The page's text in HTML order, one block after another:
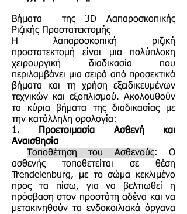
Βήματα της 3D Λαπαροσκοπικής
Ριζικής Προστατεκτομής
Η λαπαροσκοπική ριζική
προστατεκτομή είναι μια πολύπλοκη
χειρουργική διαδικασία που
περιλαμβάνει μια σειρά από προσεκτικά
βήματα και τη χρήση εξειδικευμένων
τεχνικών και εξοπλισμού. Ακολουθούν
τα κύρια βήματα της διαδικασίας με
την κατάλληλη ορολογία:
1. Προετοιμασία Ασθενή και
Αναισθησία
-
Τοποθέτηση του Ασθενούς: Ο
ασθενής τοποθετείται σε θέση
Trendelenburg, με το σώμα κεκλιμένο
προς τα πίσω, για να βελτιωθεί η
πρόσβαση στον προστάτη αδένα και να
μετακινηθούν τα ενδοκοιλιακά όργανα